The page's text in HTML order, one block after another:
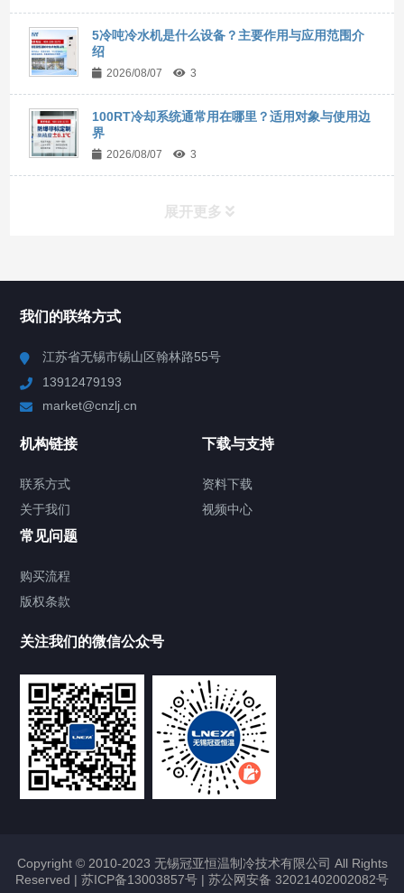
5冷吨冷水机是什么设备？主要作用与应用范围介
绍
2026/08/07 3
100RT冷却系统通常用在哪里？适用对象与使用边
界
2026/08/07 3
展开更多
Chiller高精度制冷循环器
TCU温度控制单元
Chiller气体控温系统
Chamber试验箱
FREEZER低温箱
VOCs冷凝回收装置
我们的联络方式
江苏省无锡市锡山区翰林路55号
13912479193
market@cnzlj.cn
机构链接
联系方式
关于我们
下载与支持
资料下载
视频中心
常见问题
购买流程
版权条款
关注我们的微信公众号
Copyright © 2010-2023 无锡冠亚恒温制冷技术有限公司 All Rights
Reserved | 苏ICP备13003857号 | 苏公网安备 32021402002082号